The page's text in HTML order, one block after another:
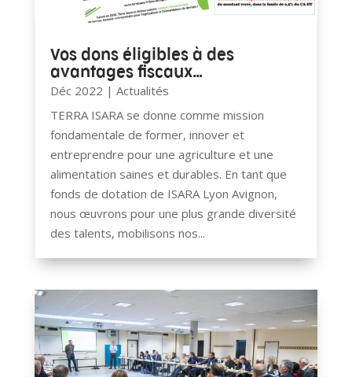
Vos dons éligibles à des
avantages fiscaux…
Déc 2022 | Actualités
TERRA ISARA se donne comme mission
fondamentale de former, innover et
entreprendre pour une agriculture et une
alimentation saines et durables. En tant que
fonds de dotation de ISARA Lyon Avignon,
nous œuvrons pour une plus grande diversité
des talents, mobilisons nos...